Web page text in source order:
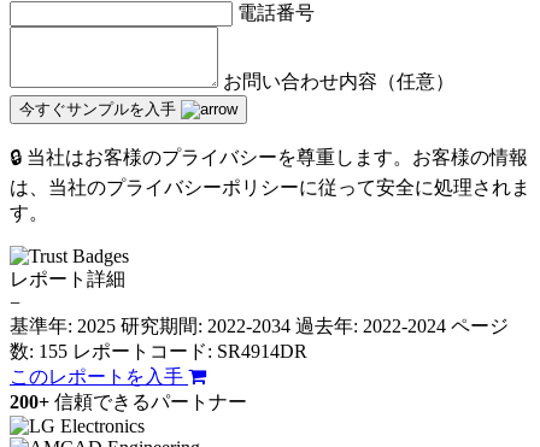
電話番号
お問い合わせ内容（任意）
今すぐサンプルを入手
🔒 当社はお客様のプライバシーを尊重します。お客様の情報
は、当社のプライバシーポリシーに従って安全に処理されま
す。
レポート詳細
−
基準年: 2025 研究期間: 2022-2034 過去年: 2022-2024 ページ
数: 155 レポートコード: SR4914DR
このレポートを入手
200+ 信頼できるパートナー